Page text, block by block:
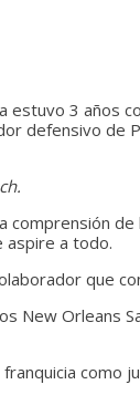
estuvo 3 años
defensivo de
comprensión
aspire a todo.
que
New Orleans
como